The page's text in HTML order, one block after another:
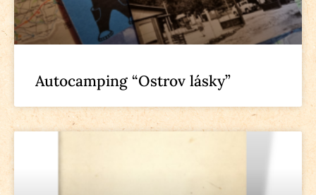
Autocamping “Ostrov lásky”